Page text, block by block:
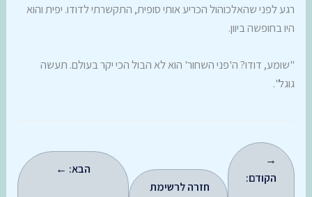
רגע לפני שהאלכוהול הכריע אותי סופית, התקשרתי לדודו. יפית והוא
היו בחופשה ביוון.
"שומע, דודו? ה'פני השחור' הוא לא הבול הכי יקר בעולם. תעשה
גוגל".
→
הקודם:
חזרה לרשימת
הבא: ←